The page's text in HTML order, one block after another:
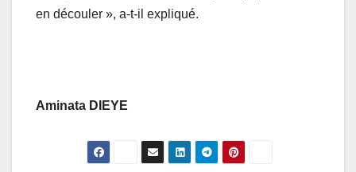
en découler », a-t-il expliqué.
Aminata DIEYE